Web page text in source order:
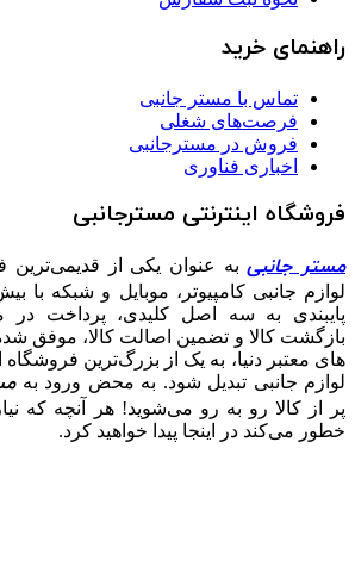
راهنمای خرید
تماس با مستر جانبی
فرصت‌های شغلی
فروش در مسترجانبی
اخباری فناوری
فروشگاه اینترنتی مسترجانبی
مستر جانبی به عنوان یکی از قدیمی‌ترین
لوازم جانبی کامپیوتر، موبایل و شبکه با
بازگشت کالا و تضمین اصالت کالا، موفق
های معتبر دنیا، به یک از بزرگ‌ترین فروشگاه
لوازم جانبی تبدیل شود. به محض ورود به
پر از کالا رو به رو می‌شوید! هر آنچه که
خطور می‌کند در اینجا پیدا خواهید کرد.